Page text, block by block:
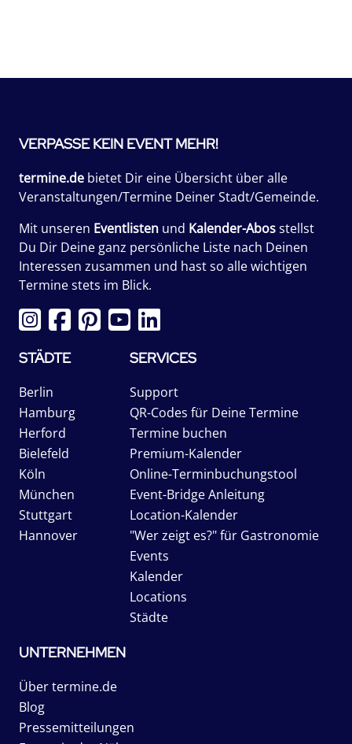
VERPASSE KEIN EVENT MEHR!
termine.de bietet Dir eine Übersicht über alle
Veranstaltungen/Termine Deiner Stadt/Gemeinde.
Mit unseren Eventlisten und Kalender-Abosstellst
Du Dir Deine ganz persönliche Liste nach Deinen
Interessen zusammen und hast so alle wichtigen
Termine stets im Blick.
STÄDTE
Berlin
Hamburg
Herford
Bielefeld
Köln
München
Stuttgart
Hannover
SERVICES
Support
QR-Codes für Deine Termine
Termine buchen
Premium-Kalender
Online-Terminbuchungstool
Event-Bridge Anleitung
Location-Kalender
"Wer zeigt es?" für Gastronomie
Events
Kalender
Locations
Städte
UNTERNEHMEN
Über termine.de
Blog
Pressemitteilungen